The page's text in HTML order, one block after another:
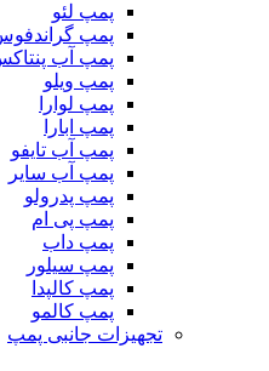
پمپ لئو
پمپ
پمپ آب
پمپ ویلو
پمپ لوارا
پمپ ابارا
پمپ آب تایفو
پمپ آب سایر
پمپ پدرولو
پمپ پی ام
پمپ داب
پمپ سیلور
پمپ کالپدا
پمپ کالمو
تجهیزات جانبی پمپ